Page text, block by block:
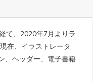
て、2020年7月よりラ
在、イラストレータ
、ヘッダー、電子書籍